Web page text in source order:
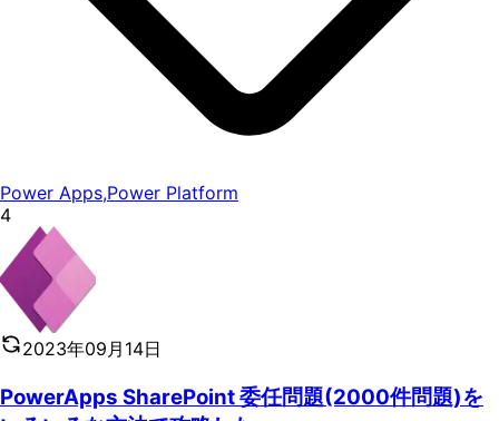
Power Apps,Power Platform
4
2023年09月14日
PowerApps SharePoint 委任問題(2000件問題)を